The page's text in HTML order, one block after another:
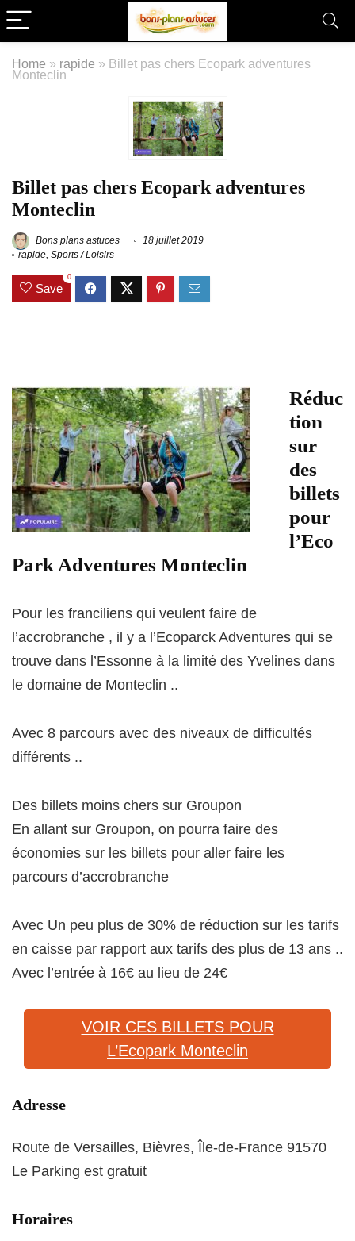
Home » rapide » Billet pas chers Ecopark adventures
Monteclin
Billet pas chers Ecopark adventures
Monteclin
Bons plans astuces
18 juillet 2019
rapide, Sports / Loisirs
Save
0
Réduc
tion
sur
des
billets
pour
l’Eco
Park Adventures Monteclin
Pour les franciliens qui veulent faire de
l’accrobranche , il y a l’Ecoparck Adventures qui se
trouve dans l’Essonne à la limité des Yvelines dans
le domaine de Monteclin ..
Avec 8 parcours avec des niveaux de difficultés
différents ..
Des billets moins chers sur Groupon
En allant sur Groupon, on pourra faire des
économies sur les billets pour aller faire les
parcours d’accrobranche
Avec Un peu plus de 30% de réduction sur les tarifs
en caisse par rapport aux tarifs des plus de 13 ans ..
Avec l’entrée à 16€ au lieu de 24€
VOIR CES BILLETS POUR
L’Ecopark Monteclin
Adresse
Route de Versailles, Bièvres, Île-de-France 91570
Le Parking est gratuit
Horaires